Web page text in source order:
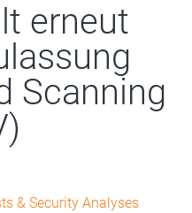
erneut
Scanning
& Security Analyses